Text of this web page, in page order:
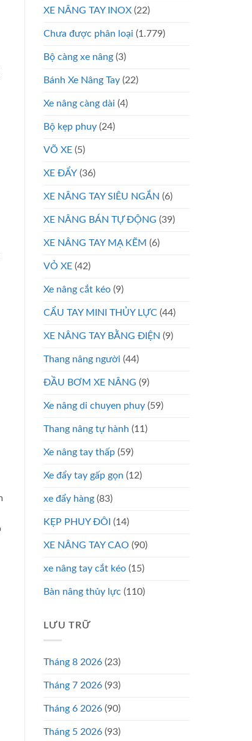
XE NÂNG TAY INOX (22)
Chưa được phân loại (1.779)
Bộ càng xe nâng (3)
Bánh Xe Nâng Tay (22)
Xe nâng càng dài (4)
Bộ kẹp phuy (24)
VÕ XE (5)
XE ĐẨY (36)
XE NÂNG TAY SIÊU NGẮN (6)
XE NÂNG BÁN TỰ ĐỘNG (39)
XE NÂNG TAY MẠ KẼM (6)
VỎ XE (42)
Xe nâng cắt kéo (9)
CẨU TAY MINI THỦY LỰC (44)
XE NÂNG TAY BẰNG ĐIỆN (9)
Thang nâng người (44)
ĐẦU BƠM XE NÂNG (9)
Xe nâng di chuyen phuy (59)
Thang nâng tự hành (11)
Xe nâng tay thấp (59)
Xe đẩy tay gấp gọn (12)
xe đẩy hàng (83)
KẸP PHUY ĐÔI (14)
XE NÂNG TAY CAO (90)
xe nâng tay cắt kéo (15)
Bàn nâng thủy lực (110)
LƯU TRỮ
Tháng 8 2026 (23)
Tháng 7 2026 (93)
Tháng 6 2026 (90)
Tháng 5 2026 (93)